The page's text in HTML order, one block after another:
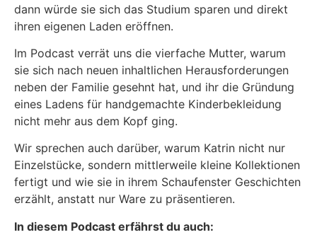
dann würde sie sich das Studium sparen und direkt
ihren eigenen Laden eröffnen.
Im Podcast verrät uns die vierfache Mutter, warum
sie sich nach neuen inhaltlichen Herausforderungen
neben der Familie gesehnt hat, und ihr die Gründung
eines Ladens für handgemachte Kinderbekleidung
nicht mehr aus dem Kopf ging.
Wir sprechen auch darüber, warum Katrin nicht nur
Einzelstücke, sondern mittlerweile kleine Kollektionen
fertigt und wie sie in ihrem Schaufenster Geschichten
erzählt, anstatt nur Ware zu präsentieren.
In diesem Podcast erfährst du auch: